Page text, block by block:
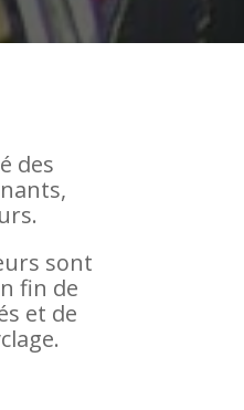
des
sont
fin de
et de